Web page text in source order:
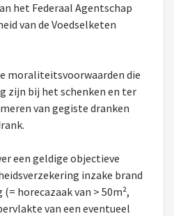
het Federaal Agentschap
van de Voedselketen
moraliteitsvoorwaarden die
zijn bij het schenken en ter
van gegiste dranken
een geldige objectieve
inzake brand
horecazaak van > 50m²,
van een eventueel